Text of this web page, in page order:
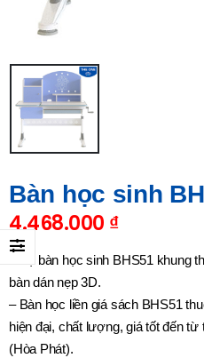
Bàn học sinh
4.468.000 ₫
– Bộ bàn học sinh BHS51 khung
bàn dán nẹp 3D.
– Bàn học liền giá sách BHS51
hiện đại, chất lượng, giá tốt đến
(Hòa Phát).